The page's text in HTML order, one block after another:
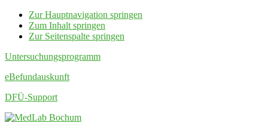
Zur Hauptnavigation springen
Zum Inhalt springen
Zur Seitenspalte springen
Untersuchungsprogramm
eBefundauskunft
DFÜ-Support